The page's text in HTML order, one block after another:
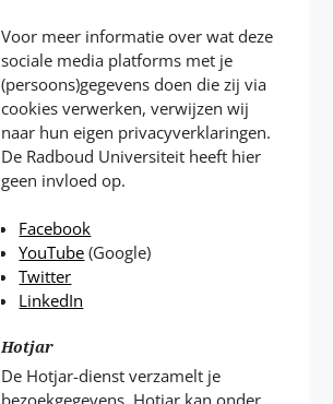
Voor meer informatie over wat deze
sociale media platforms met je
(persoons)gegevens doen die zij via
cookies verwerken, verwijzen wij
naar hun eigen privacyverklaringen.
De Radboud Universiteit heeft hier
geen invloed op.
Facebook
YouTube (Google)
Twitter
LinkedIn
Hotjar
De Hotjar-dienst verzamelt je
bezoekgegevens. Hotjar kan onder